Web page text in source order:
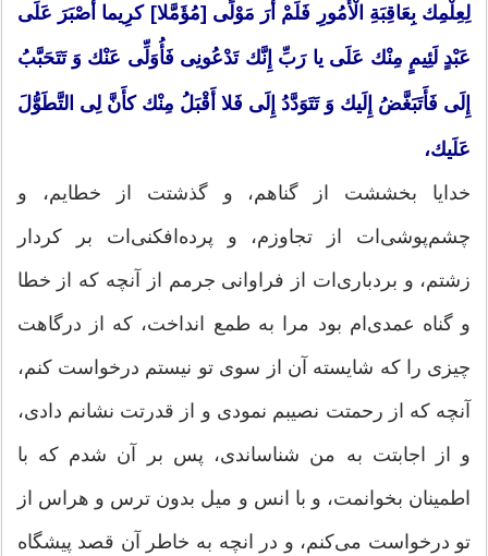
لِعِلْمِك بِعَاقِبَةِ الْأُمُورِ فَلَمْ أَرَ مَوْلًی [مُؤَمَّلا] كرِیما أَصْبَرَ عَلَی
عَبْدٍ لَئِیمٍ مِنْك عَلَی یا رَبِّ إِنَّك تَدْعُونِی فَأُوَلِّی عَنْك وَ تَتَحَبَّبُ
إِلَی فَأَتَبَغَّضُ إِلَیك وَ تَتَوَدَّدُ إِلَی فَلا أَقْبَلُ مِنْك كأَنَّ لِی التَّطَوُّلَ
عَلَیك،
خدایا بخششت از گناهم، و گذشتت از خطایم، و
چشم‌پوشی‌ات از تجاوزم، و پرده‌افكنی‌ات بر كردار
زشتم، و بردباری‌ات از فراوانی جرمم از آنچه كه از خطا
و گناه عمدی‌ام بود مرا به طمع انداخت، كه از درگاهت
چیزی را كه شایسته آن از سوی تو نیستم درخواست كنم،
آنچه كه از رحمتت نصیبم نمودی و از قدرتت نشانم دادی،
و از اجابتت به من شناساندی، پس بر آن شدم كه با
اطمینان بخوانمت، و با انس و میل بدون ترس و هراس از
تو درخواست می‌كنم، و در انچه به خاطر آن قصد پیشگاه